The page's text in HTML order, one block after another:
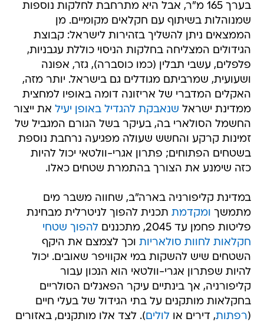
בערך 165 מ"ר, אבל היא מתרחבת לחלקות נוספות
שמנוהלות בשיתוף עם חקלאים מקומיים. מן
הממצאים ניתן להשליך בזהירות לישראל: קבוצת
הגידולים המצליחה בחלקות הניסוי כוללת עגבניות,
פלפלים, עשבי תבלין (כמו כוסברה), גזר, אפונה
ושעועית, שמרביתם מגודלים גם בישראל. יותר מזה,
האקלים המדברי של אריזונה דומה באופיו למחצית
ממדינת ישראל שנאבקת להגדיל באופן יעיל את ייצור
החשמל הסולארי בה, בעיקר בשל הגורם המגביל של
זמינות קרקע והחשש שעולה מפגיעה נרחבת נוספת
בשטחים הפתוחים; פתרון אגרי-וולטאי יכול להיות
כזה שימנע את הצורך בהתמרת שטחים כאלו.
במדינת קליפורניה בארה"ב, שחווה משבר מים
מתמשך ומקדמת תכנית להפוך לניטרלית מבחינת
פליטות פחמן עד 2045, מתכננים
להפוך שטחי
חקלאות לחוות סולאריות וכך לצמצם את היקף
השטחים שיש להשקות במי אקוויפר שאובים. יכול
להיות שפתרון אגרי-וולטאי הוא הנכון עבור
קליפורניה, אך בינתיים עיקר הפאנלים הסולריים
בחקלאות מותקנים על בתי הגידול של בעלי חיים
(רפתות, דירים אולולים). לצד אלו מותקנים, באזורים